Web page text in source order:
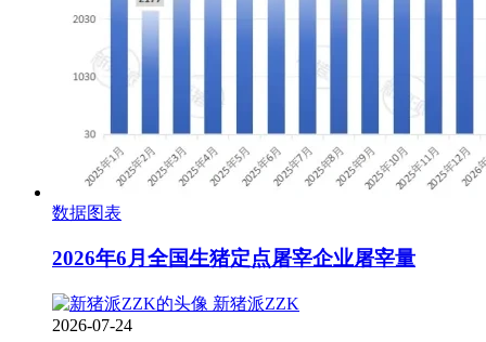
数据图表
2026年6月全国生猪定点屠宰企业屠宰量
新猪派ZZK
2026-07-24